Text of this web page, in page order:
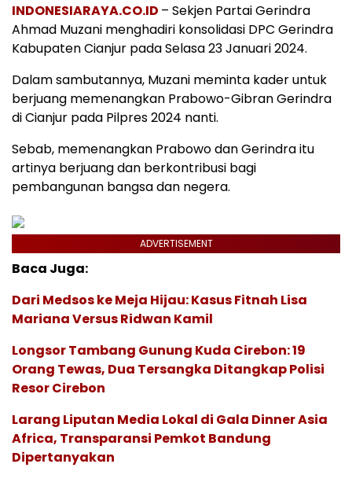
INDONESIARAYA.CO.ID – Sekjen Partai Gerindra
Ahmad Muzani menghadiri konsolidasi DPC Gerindra
Kabupaten Cianjur pada Selasa 23 Januari 2024.
Dalam sambutannya, Muzani meminta kader untuk
berjuang memenangkan Prabowo-Gibran Gerindra
di Cianjur pada Pilpres 2024 nanti.
Sebab, memenangkan Prabowo dan Gerindra itu
artinya berjuang dan berkontribusi bagi
pembangunan bangsa dan negera.
ADVERTISEMENT
Baca Juga:
Dari Medsos ke Meja Hijau: Kasus Fitnah Lisa
Mariana Versus Ridwan Kamil
Longsor Tambang Gunung Kuda Cirebon: 19
Orang Tewas, Dua Tersangka Ditangkap Polisi
Resor Cirebon
Larang Liputan Media Lokal di Gala Dinner Asia
Africa, Transparansi Pemkot Bandung
Dipertanyakan